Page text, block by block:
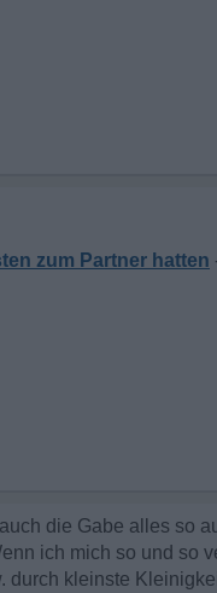
zum Partner hatten
die Gabe alles so
ich mich so und so
durch kleinste